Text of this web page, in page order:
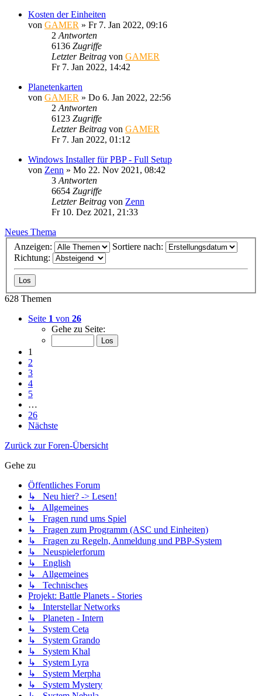
Kosten der Einheiten
von GAMER » Fr 7. Jan 2022, 09:16
2 Antworten
6136 Zugriffe
Letzter Beitrag von GAMER
Fr 7. Jan 2022, 14:42
Planetenkarten
von GAMER » Do 6. Jan 2022, 22:56
2 Antworten
6123 Zugriffe
Letzter Beitrag von GAMER
Fr 7. Jan 2022, 01:12
Windows Installer für PBP - Full Setup
von Zenn » Mo 22. Nov 2021, 08:42
3 Antworten
6654 Zugriffe
Letzter Beitrag von Zenn
Fr 10. Dez 2021, 21:33
Neues Thema
Anzeigen:
Sortiere nach:
Richtung:
628 Themen
Seite 1 von 26
Gehe zu Seite:
1
2
3
4
5
…
26
Nächste
Zurück zur Foren-Übersicht
Gehe zu
Öffentliches Forum
↳ Neu hier? -> Lesen!
↳ Allgemeines
↳ Fragen rund ums Spiel
↳ Fragen zum Programm (ASC und Einheiten)
↳ Fragen zu Regeln, Anmeldung und PBP-System
↳ Neuspielerforum
↳ English
↳ Allgemeines
↳ Technisches
Projekt: Battle Planets - Stories
↳ Interstellar Networks
↳ Planeten - Intern
↳ System Ceta
↳ System Grando
↳ System Khal
↳ System Lyra
↳ System Merpha
↳ System Mystery